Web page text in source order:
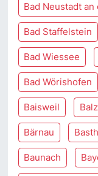
Bad Neustadt an
Bad Staffelstein
Bad Wiessee
Bad Wörishofen
Baisweil
Bärnau
Baunach